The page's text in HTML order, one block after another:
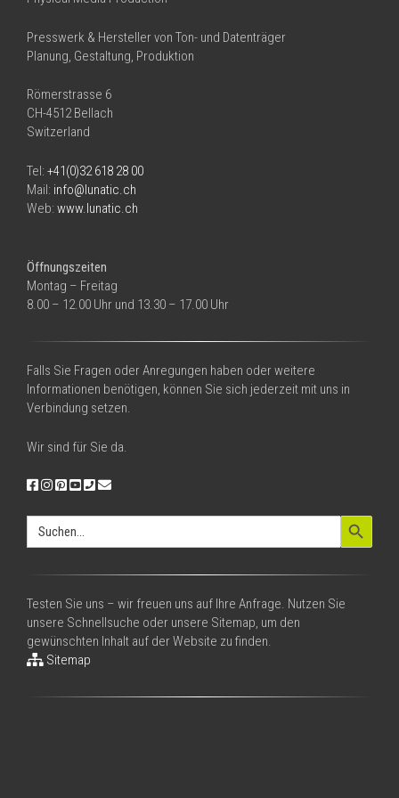
Presswerk & Hersteller von Ton- und Datenträger
Planung, Gestaltung, Produktion
Römerstrasse 6
CH-4512 Bellach
Switzerland
Tel: +41(0)32 618 28 00
Mail: info@lunatic.ch
Web: www.lunatic.ch
Öffnungszeiten
Montag – Freitag
8.00 – 12.00 Uhr und 13.30 – 17.00 Uhr
Falls Sie Fragen oder Anregungen haben oder weitere
Informationen benötigen, können Sie sich jederzeit mit uns in
Verbindung setzen.
Wir sind für Sie da.
Search
for:
Search Button
Testen Sie uns – wir freuen uns auf Ihre Anfrage. Nutzen Sie
unsere Schnellsuche oder unsere Sitemap, um den
gewünschten Inhalt auf der Website zu finden.
Sitemap